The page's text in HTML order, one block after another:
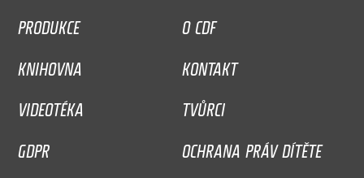
PRODUKCE
O CDF
KNIHOVNA
KONTAKT
VIDEOTÉKA
TVŮRCI
GDPR
OCHRANA PRÁV DÍTĚTE